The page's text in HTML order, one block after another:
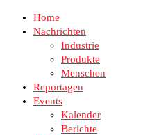
Home
Nachrichten
Industrie
Produkte
Menschen
Reportagen
Events
Kalender
Berichte